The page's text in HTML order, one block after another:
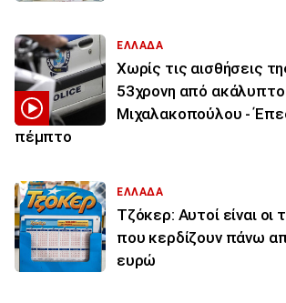
ΕΛΛΑΔΑ
Χωρίς τις αισθήσεις
53χρονη από
Μιχαλακοπούλου -
πέμπτο
ΕΛΛΑΔΑ
Τζόκερ: Αυτοί είναι οι
που κερδίζουν πάνω
ευρώ